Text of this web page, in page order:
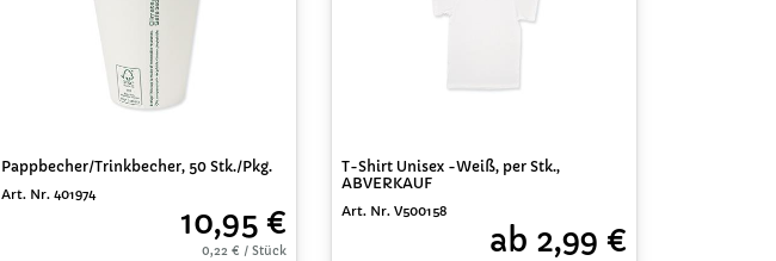
Pappbecher/Trinkbecher, 50 Stk./Pkg.
Art. Nr. 401974
10,95 €
0,22 € / Stück
T-Shirt Unisex -Weiß, per Stk.,
ABVERKAUF
Art. Nr. V500158
ab 2,99 €